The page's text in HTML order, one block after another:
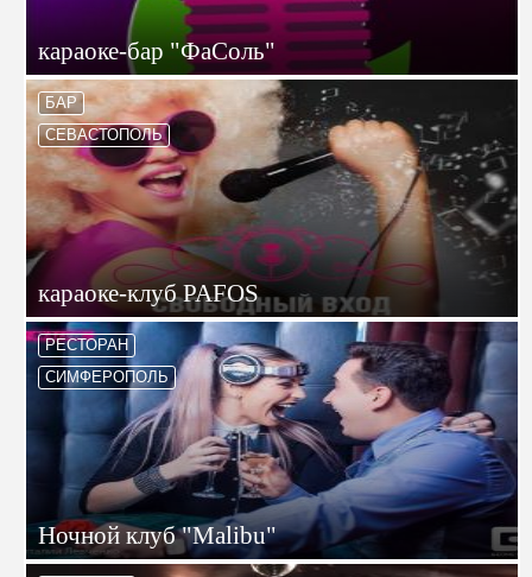
караоке-бар "ФаСоль"
БАР
СЕВАСТОПОЛЬ
караоке-клуб PAFOS
РЕСТОРАН
СИМФЕРОПОЛЬ
Ночной клуб "Malibu"